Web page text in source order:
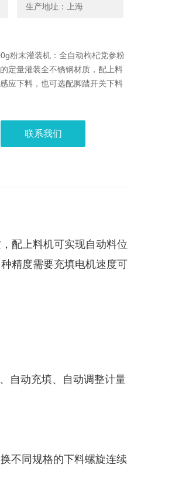
生产地址：上海
粉末灌装机：全自动枸杞党参粉
定量灌装全不锈钢材质，配上料
应下料，也可选配脚踏开关下料
联系我们
配上料机可实现自动料位
精度需要充填电机速度可
自动充填、自动调整计量
不同规格的下料螺旋连续